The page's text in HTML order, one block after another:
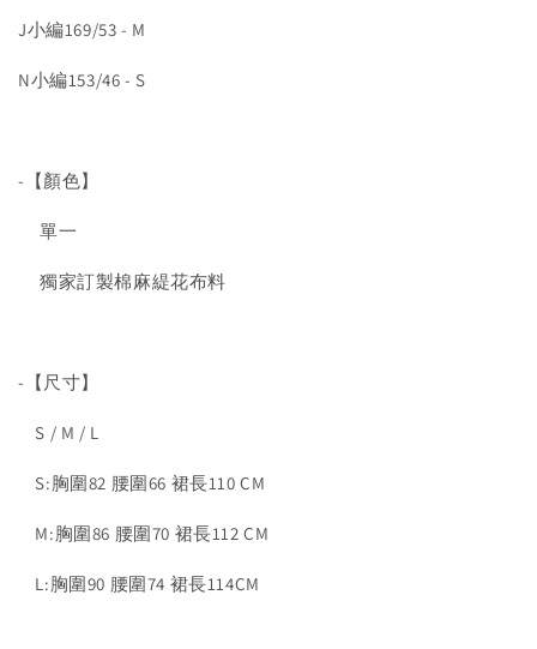
J小編169/53 - M
N小編153/46 - S
-【顏色】
單一
獨家訂製棉麻緹花布料
-【尺寸】
S / M / L
S:胸圍82 腰圍66 裙長110 CM
M:胸圍86 腰圍70 裙長112 CM
L:胸圍90 腰圍74 裙長114CM